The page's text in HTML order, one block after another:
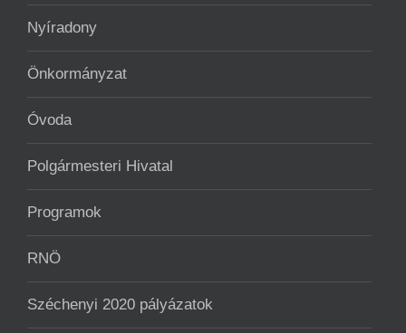
Nyíradony
Önkormányzat
Óvoda
Polgármesteri Hivatal
Programok
RNÖ
Széchenyi 2020 pályázatok